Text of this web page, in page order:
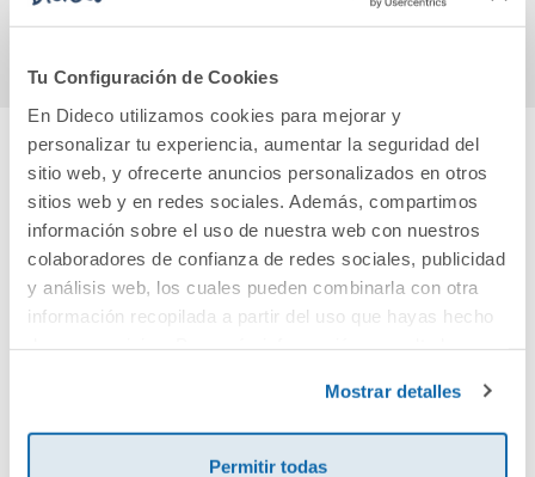
Tu Configuración de Cookies
En Dideco utilizamos cookies para mejorar y
personalizar tu experiencia, aumentar la seguridad del
sitio web, y ofrecerte anuncios personalizados en otros
sitios web y en redes sociales. Además, compartimos
información sobre el uso de nuestra web con nuestros
colaboradores de confianza de redes sociales, publicidad
y análisis web, los cuales pueden combinarla con otra
información recopilada a partir del uso que hayas hecho
Mostrar detalles
Permitir todas
Comprar
Cuéntanos tu opinión
¡Sé el primero en valorar este producto!